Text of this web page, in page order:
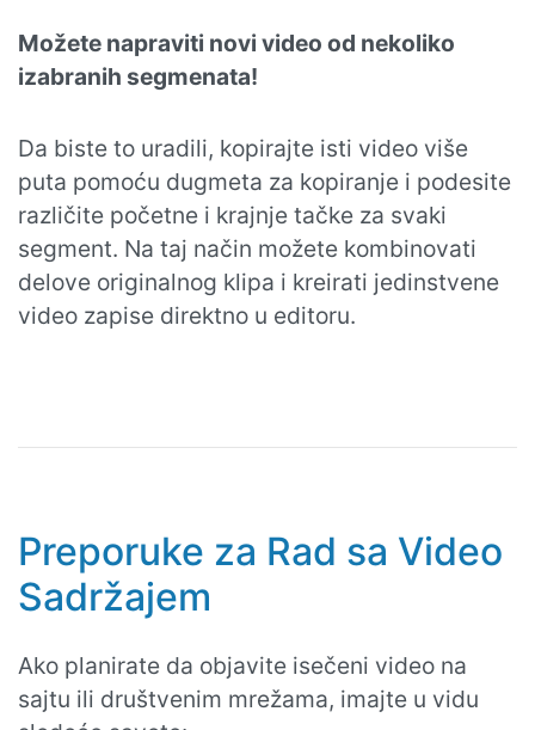
Možete napraviti novi video od nekoliko
izabranih segmenata!
Da biste to uradili, kopirajte isti video više
puta pomoću dugmeta za kopiranje i podesite
različite početne i krajnje tačke za svaki
segment. Na taj način možete kombinovati
delove originalnog klipa i kreirati jedinstvene
video zapise direktno u editoru.
Preporuke za Rad sa Video
Sadržajem
Ako planirate da objavite isečeni video na
sajtu ili društvenim mrežama, imajte u vidu